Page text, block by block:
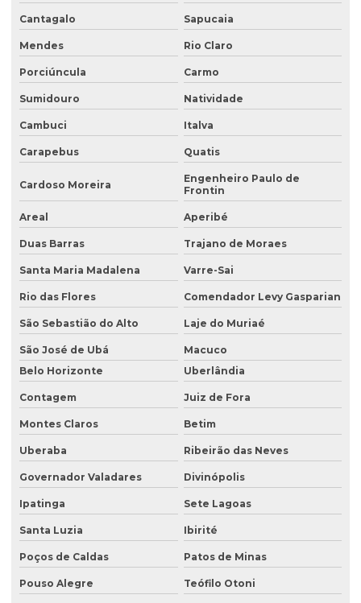
Coleta de efluentes líquidos
Consultoria ambiental
Consultoria ambiental para empresas
Consultoria ambiental e florestal
Consultoria ambiental rural
Consultoria ambiental serviços
Consultoria área ambiental
Consultoria e assessoria ambiental
Consultoria em gestão ambiental
Consultoria inventário florestal
Consultoria e licenciamento ambiental
Consultoria de meio ambiente
Desativação de tanque de combustível subterrâneo
Empresa de análise de água
Empresa de análise granulométrica do solo
Empresa de análise de solo
Empresa de análise de solo e sedimento
Empresa coleta de efluentes
Cantagalo Sapucaia
Mendes Rio Claro
Porciúncula Carmo
Sumidouro Natividade
Cambuci Italva
Carapebus Quatis
Cardoso Moreira
Engenheiro Paulo de
Frontin
Areal Aperibé
Duas Barras Trajano de Moraes
Santa Maria Madalena Varre-Sai
Rio das Flores Comendador Levy Gasparian
São Sebastião do Alto Laje do Muriaé
São José de Ubá
Macuco
Belo Horizonte
Uberlândia
Contagem Juiz de Fora
Montes Claros Betim
Uberaba Ribeirão das Neves
Governador Valadares Divinópolis
Ipatinga Sete Lagoas
Santa Luzia Ibirité
Poços de Caldas Patos de Minas
Pouso Alegre Teófilo Otoni